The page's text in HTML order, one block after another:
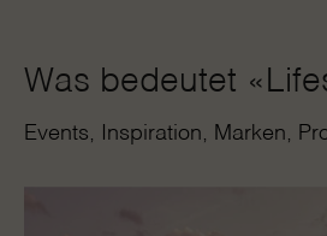
Was bedeutet
Events Inspiration Marken